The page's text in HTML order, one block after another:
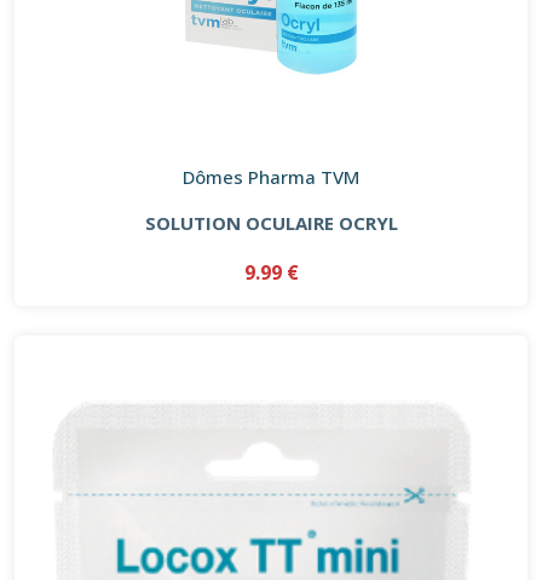
Dômes Pharma TVM
SOLUTION OCULAIRE OCRYL
9.99 €